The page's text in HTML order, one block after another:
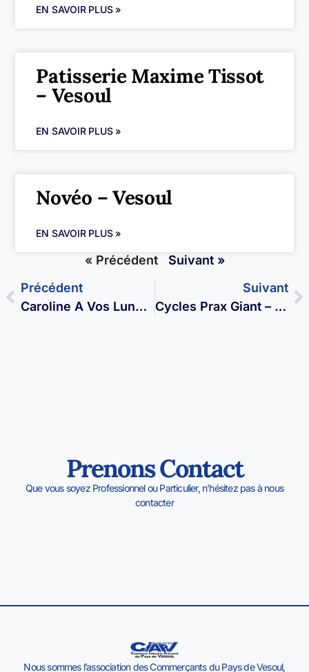
EN SAVOIR PLUS »
Patisserie Maxime Tissot
– Vesoul
EN SAVOIR PLUS »
Novéo – Vesoul
EN SAVOIR PLUS »
« Précédent
Suivant »
Précédent
Caroline A Vos Lunettes – Itinérante
Suivant
Cycles Prax Giant – Vesoul
Prenons Contact
Que vous soyez Professionnel ou Particulier, n’hésitez pas à nous
contacter
Nous sommes l’association des Commerçants du Pays de Vesoul,